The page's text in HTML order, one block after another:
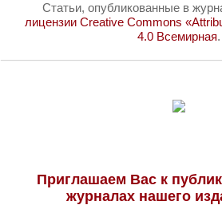
Статьи, опубликованные в
лицензии Creative Commons
4.0 Всемирная.
Приглашаем Вас к
журналах нашего